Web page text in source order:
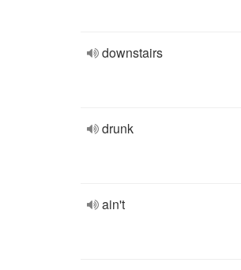
downstairs
drunk
ain't